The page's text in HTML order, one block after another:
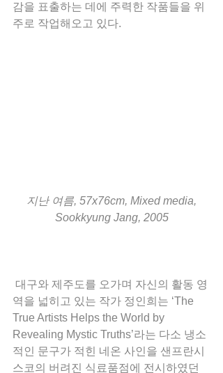
감을 표출하는 데에 주력한 작품들을 위
주로 작업해오고 있다.
Sookkyung Jang, 2005
역을 넓히고 있는 작가 정인희는 ‘The
True Artists Helps the World by
Revealing Mystic Truths’라는 다소 냉소
적인 문구가 적힌 네온 사인을 샌프란시
스코의 버려진 식료품점에 전시하였던